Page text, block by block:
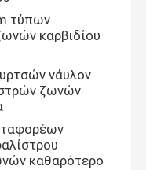
τύπων
καρβιδίου
νάυλον
ζωνών
καθαρότερο